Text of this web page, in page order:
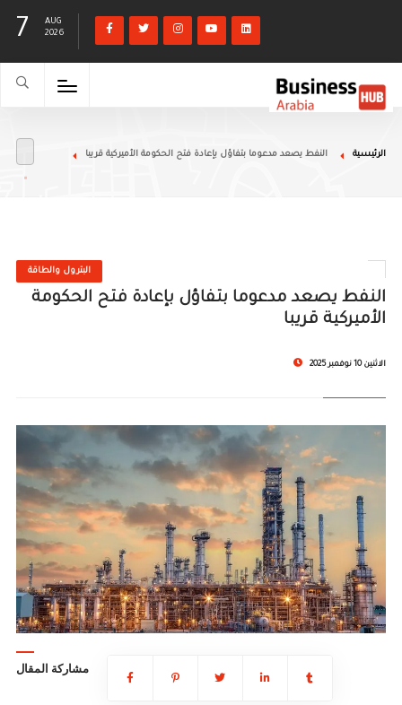
7
AUG
2026
الرئيسية النفط يصعد مدعوما بتفاؤل بإعادة فتح الحكومة الأميركية قريبا
البترول والطاقة
النفط يصعد مدعوما بتفاؤل بإعادة فتح الحكومة
الأميركية قريبا
الاثنين 10 نوفمبر 2025
مشاركة المقال